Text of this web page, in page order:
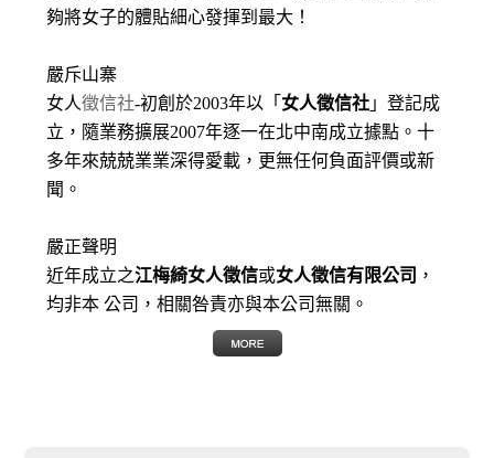
夠將女子的體貼細心發揮到最大 ！
嚴斥山寨
女人徵信社-初創於2003年以「 女人徵信社 」登記成
立，隨業務擴展2007年逐一在北中南成立據點。十
多年來兢兢業業深得愛載，更無任何負面評價或新
聞。
嚴正聲明
近年成立之江梅綺女人徵信或女人徵信有限公司 ，
均非本 公司，相關咎責亦與本公司無關。